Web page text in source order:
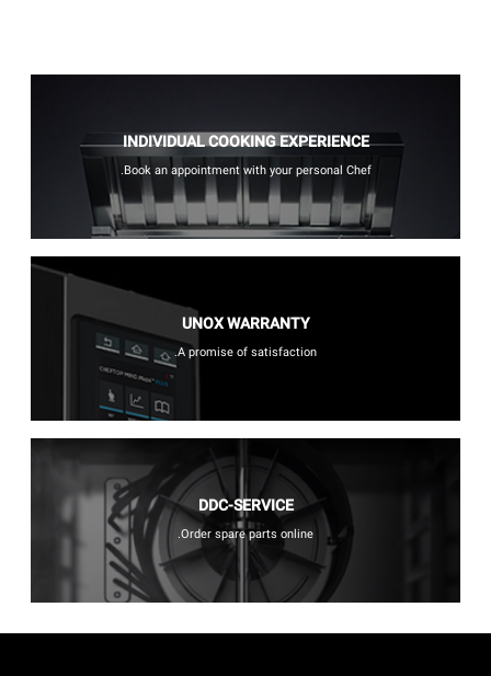
INDIVIDUAL COOKING EXPERIENCE
Book an appointment with your personal Chef.
UNOX WARRANTY
A promise of satisfaction.
DDC-SERVICE
Order spare parts online.